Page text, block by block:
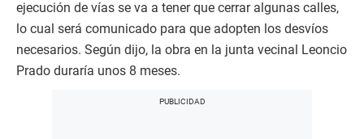
ejecución de vías se va a tener que cerrar algunas calles,
lo cual será comunicado para que adopten los desvíos
necesarios. Según dijo, la obra en la junta vecinal Leoncio
Prado duraría unos 8 meses.